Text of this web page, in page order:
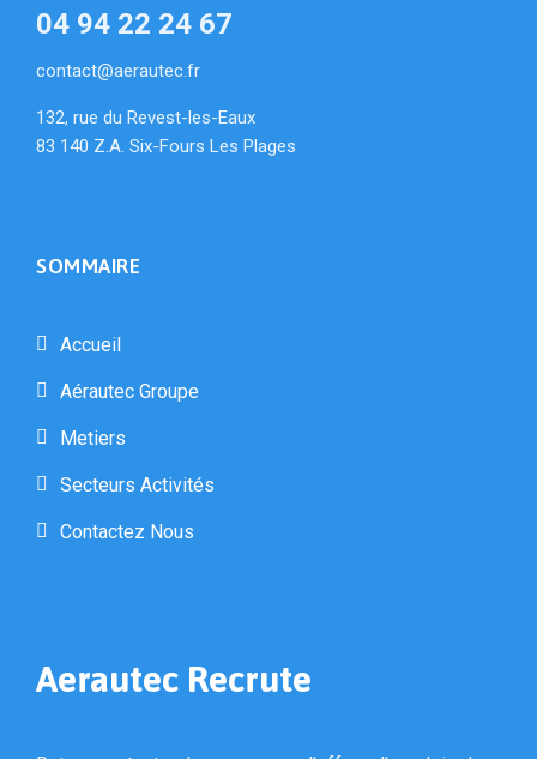
04 94 22 24 67
contact@aerautec.fr
132, rue du Revest-les-Eaux
83 140 Z.A. Six-Fours Les Plages
SOMMAIRE
Accueil
Aérautec Groupe
Metiers
Secteurs Activités
Contactez Nous
Aerautec Recrute